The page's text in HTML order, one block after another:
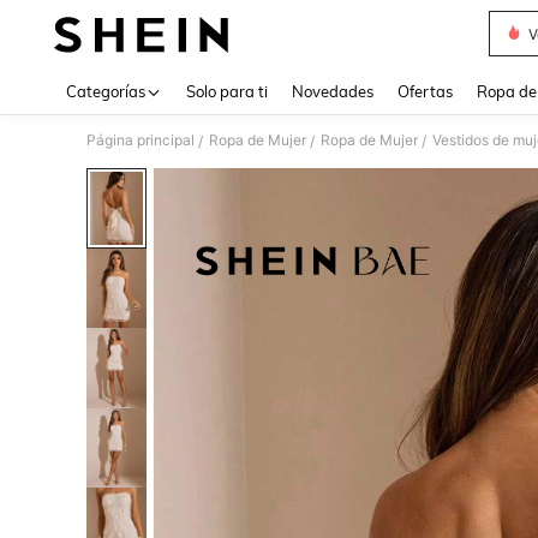
Categorías Solo para ti Novedades Ofertas Ropa
Página principal / Ropa de Mujer / Ropa de Mujer / Vestidos de